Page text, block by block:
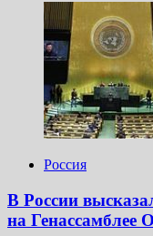
Россия
В России
на Генассамблее